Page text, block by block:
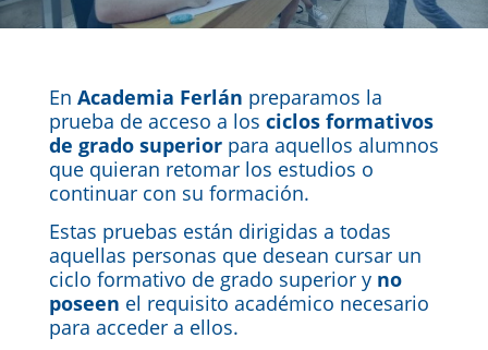
En Academia Ferlán preparamos la
prueba de acceso a los ciclos formativos
de grado superior para aquellos alumnos
que quieran retomar los estudios o
continuar con su formación.
Estas pruebas están dirigidas a todas
aquellas personas que desean cursar un
ciclo formativo de grado superior y no
poseen el requisito académico necesario
para acceder a ellos.